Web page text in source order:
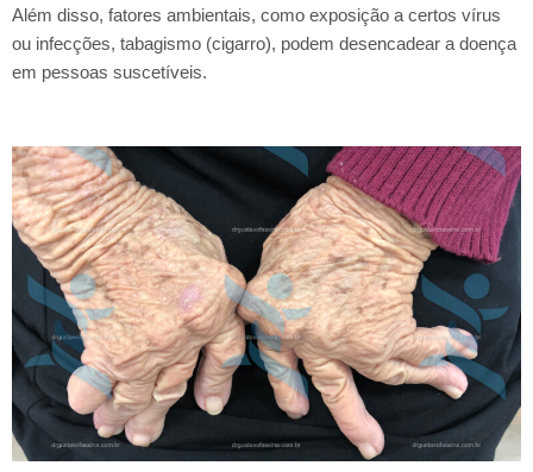
Além disso, fatores ambientais, como exposição a certos vírus
ou infecções, tabagismo (cigarro), podem desencadear a doença
em pessoas suscetíveis.